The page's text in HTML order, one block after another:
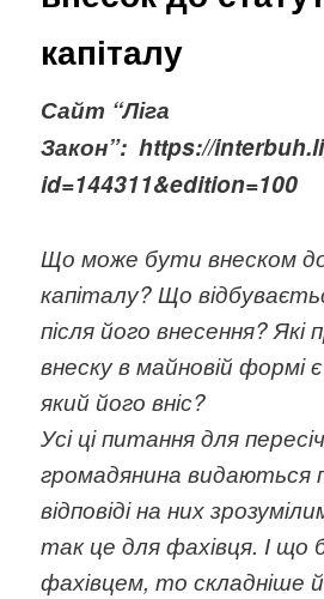
капіталу
Сайт “Ліга
Закон”: https://
id=144311&edition=100
Що може бути внеском
капіталу? Що
після його внесення? Які
внеску в майновій формі
який його вніс?
Усі ці питання для
громадянина видаються
відповіді на них
так це для фахівця. І що
фахівцем, то складніше